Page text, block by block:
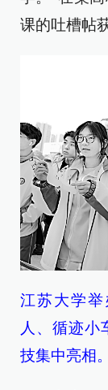
课的吐槽帖
江苏大学
人、循迹小
技集中亮相